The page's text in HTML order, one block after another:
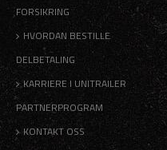
FORSIKRING
HVORDAN BESTILLE
DELBETALING
KARRIERE I UNITRAILER
PARTNERPROGRAM
KONTAKT OSS